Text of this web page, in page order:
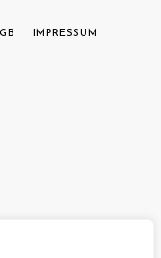
IMPRESSUM